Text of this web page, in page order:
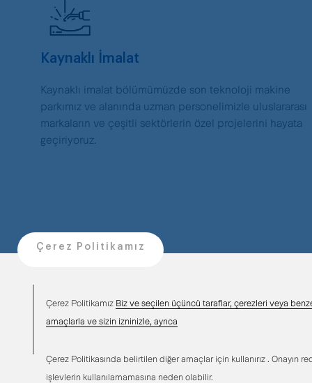
Kaynaklı İmalat
Kaynaklı imalat bölümümüzde son teknoloji makine
parkımız ve alanında uzman personelimizle uluslararası
markaların ve çeşitli sektörlerin özel projelerini hayata
geçiriyoruz.
Kalite Kontrol
ve hizmet kalitemizi sürekli geliştirmeye odaklanıyoruz.
Çerez Politikamız
Çerez Politikamız Biz ve seçilen üçüncü taraflar, çerezleri veya
amaçlarla ve sizin izninizle, ayrıca
Çerez Politikasında belirtilen diğer amaçlar için kullanırız . Onayın
işlevlerin kullanılamamasına neden olabilir.